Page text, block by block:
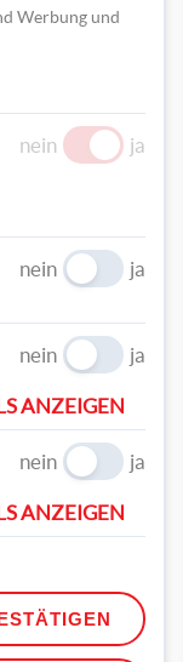
und die
Werbung und
nein ja
nein ja
nein ja
ANZEIGEN
nein ja
ANZEIGEN